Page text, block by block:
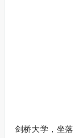
剑桥大学，坐